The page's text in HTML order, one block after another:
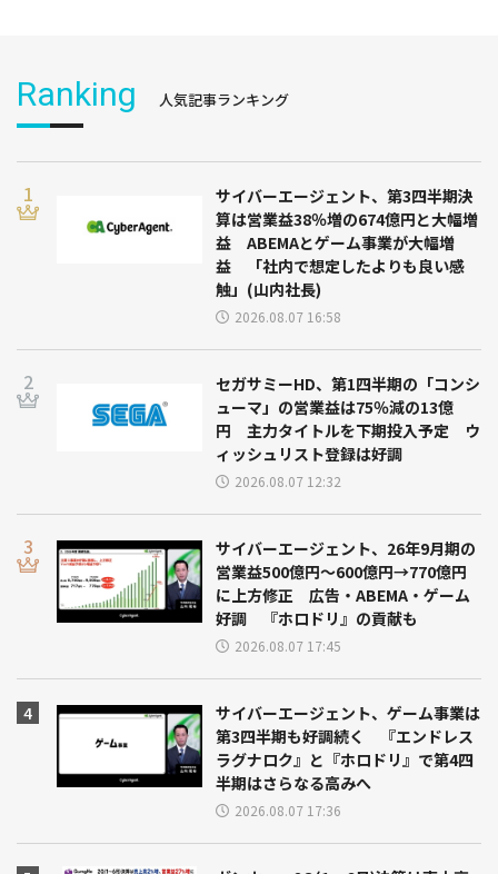
Ranking 人気記事ランキング
サイバーエージェント、第3四半期決
算は営業益38％増の674億円と大幅増
益 ABEMAとゲーム事業が大幅増
益 「社内で想定したよりも良い感
触」(山内社長)
2026.08.07 16:58
セガサミーHD、第1四半期の「コンシ
ューマ」の営業益は75％減の13億
円 主力タイトルを下期投入予定 ウ
ィッシュリスト登録は好調
2026.08.07 12:32
サイバーエージェント、26年9月期の
営業益500億円～600億円→770億円
に上方修正 広告・ABEMA・ゲーム
好調 『ホロドリ』の貢献も
2026.08.07 17:45
サイバーエージェント、ゲーム事業は
第3四半期も好調続く 『エンドレス
ラグナロク』と『ホロドリ』で第4四
半期はさらなる高みへ
2026.08.07 17:36